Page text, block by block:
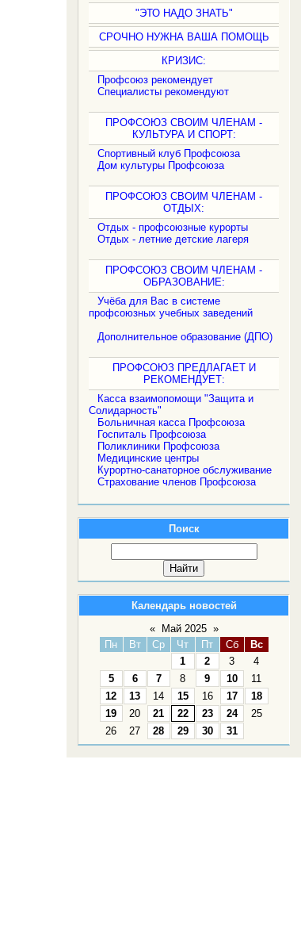
"ЭТО НАДО ЗНАТЬ"
СРОЧНО НУЖНА ВАША ПОМОЩЬ
КРИЗИС:
Профсоюз рекомендует
Специалисты рекомендуют
ПРОФСОЮЗ СВОИМ ЧЛЕНАМ -
КУЛЬТУРА И СПОРТ:
Спортивный клуб Профсоюза
Дом культуры Профсоюза
ПРОФСОЮЗ СВОИМ ЧЛЕНАМ -
ОТДЫХ:
Отдых - профсоюзные курорты
Отдых - летние детские лагеря
ПРОФСОЮЗ СВОИМ ЧЛЕНАМ -
ОБРАЗОВАНИЕ:
Учёба для Вас в системе
профсоюзных учебных заведений
Дополнительное образование (ДПО)
ПРОФСОЮЗ ПРЕДЛАГАЕТ И
РЕКОМЕНДУЕТ:
Касса взаимопомощи "Защита и
Солидарность"
Больничная касса Профсоюза
Госпиталь Профсоюза
Поликлиники Профсоюза
Медицинские центры
Курортно-санаторное обслуживание
Страхование членов Профсоюза
Поиск
Календарь новостей
«
Май 2025 »
Пн
Вт Ср Чт Пт Сб
Вс
1
2 3
4
5
6 7 8 9 10
11
12
13 14 15 16 17
18
19
20 21 22 23 24
25
26
27 28 29 30 31